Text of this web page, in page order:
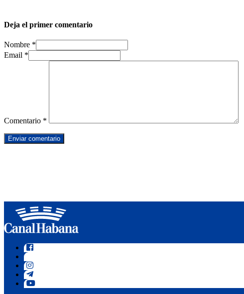
Deja el primer comentario
Nombre *
Email *
Comentario *